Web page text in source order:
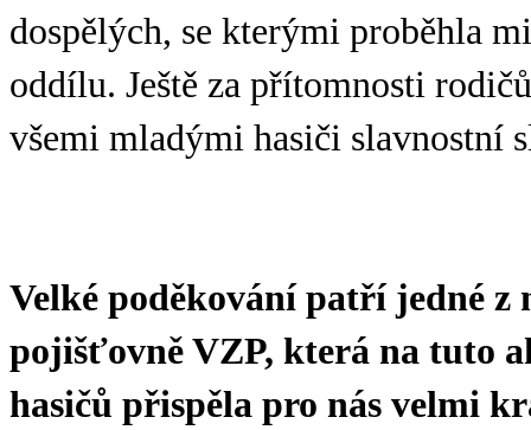
dospělých, se kterými proběhla
oddílu. Ještě za přítomnosti
všemi mladými hasiči slavnostní
Velké poděkování patří jedné z
pojišťovně VZP, která na tuto
hasičů přispěla pro nás velmi